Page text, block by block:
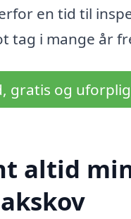
en tid til
tag i mange år
gratis og
altid